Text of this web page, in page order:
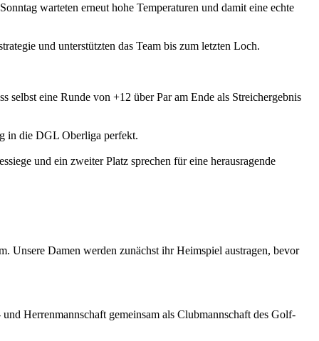
warteten erneut hohe Temperaturen und damit eine echte
und unterstützten das Team bis zum letzten Loch.
selbst eine Runde von +12 über Par am Ende als Streichergebnis
in die DGL Oberliga perfekt.
und ein zweiter Platz sprechen für eine herausragende
Unsere Damen werden zunächst ihr Heimspiel austragen, bevor
Herrenmannschaft gemeinsam als Clubmannschaft des Golf-